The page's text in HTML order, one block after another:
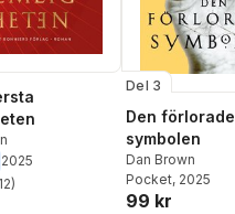
2025
Totalt antal röster:
12)
Del 3
Den förlorade
symbolen
Dan Brown
Pocket, 2025
99 kr